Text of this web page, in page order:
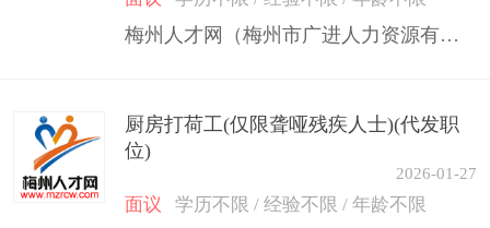
梅州人才网（梅州市广进人力资源有限公司）
厨房打荷工(仅限聋哑残疾人士)(代发职
位)
2026-01-27
面议 学历不限 / 经验不限 / 年龄不限